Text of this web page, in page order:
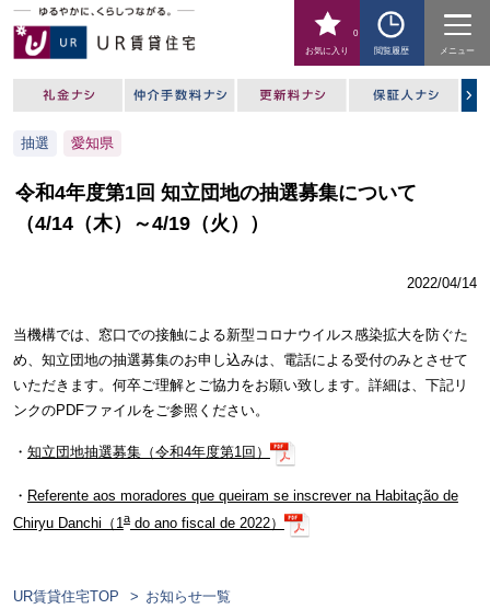
お気に入り
0
閲覧履歴
メニュー
抽選 愛知県
令和4年度第1回 知立団地の抽選募集について
（4/14（木）～4/19（火））
2022/04/14
当機構では、窓口での接触による新型コロナウイルス感染拡大を防ぐた
め、知立団地の抽選募集のお申し込みは、電話による受付のみとさせて
いただきます。何卒ご理解とご協力をお願い致します。詳細は、下記リ
ンクのPDFファイルをご参照ください。
・ 知立団地抽選募集（令和4年度第1回）
・ Referente aos moradores que queiram se inscrever na Habitação de
Chiryu Danchi（1 ado ano fiscal de 2022）
UR賃貸住宅TOP お知らせ一覧